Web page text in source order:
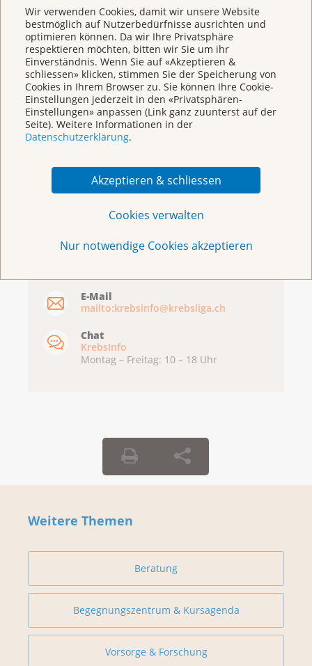
Wir verwenden Cookies, damit wir unsere Website
bestmöglich auf Nutzerbedürfnisse ausrichten und
optimieren können. Da wir Ihre Privatsphäre
respektieren möchten, bitten wir Sie um ihr
Einverständnis. Wenn Sie auf «Akzeptieren &
schliessen» klicken, stimmen Sie der Speicherung von
Cookies in Ihrem Browser zu. Sie können Ihre Cookie-
Einstellungen jederzeit in den «Privatsphären-
Einstellungen» anpassen (Link ganz zuunterst auf der
Seite). Weitere Informationen in der
Datenschutzerklärung.
Akzeptieren & schliessen
Cookies verwalten
Nur notwendige Cookies akzeptieren
Basel
Broschüren/Shop
E-Mail
mailto:krebsinfo@krebsliga.ch
Chat
KrebsInfo
Montag – Freitag: 10 – 18 Uhr
Weitere Themen
Beratung
Begegnungszentrum & Kursagenda
Vorsorge & Forschung